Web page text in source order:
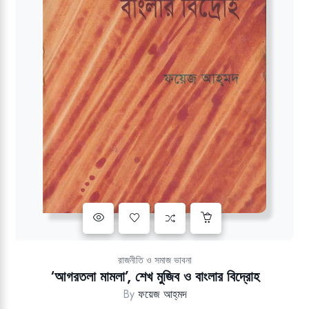
রাজনীতি ও সমাজ ভাবনা
‘আগরতলা মামলা’, শেখ মুজিব ও বাংলার বিদ্রোহ
By ফয়েজ আহ্‌মদ